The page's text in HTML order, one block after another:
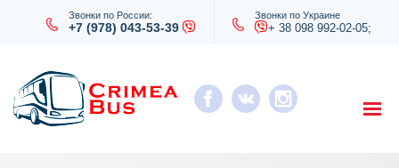
Звонки по России:
+7 (978) 043-53-39
Звонки по Украине
+ 38 098 992-02-05;